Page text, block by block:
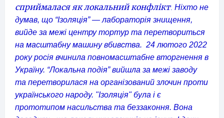
сприймалася як локальний конфлікт. Ніхто не
думав, що “Ізоляція” — лабораторія знищення,
вийде за межі центру тортур та перетвориться
на масштабну машину вбивства. 24 лютого 2022
року росія вчинила повномасштабне вторгнення в
Україну. “Локальна подія” вийшла за межі заводу
та перетворилася на організований злочин проти
українського народу. "Ізоляція" була і є
прототипом насильства та беззаконня. Вона